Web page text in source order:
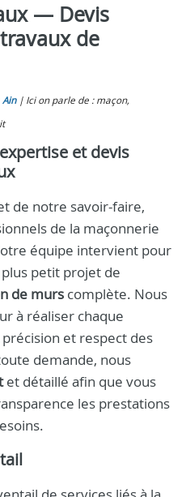
— Devis
de
Ain
Ici on parle de : maçon,
et devis
de notre savoir-faire,
de la maçonnerie
équipe intervient pour
petit projet de
de murs complète. Nous
à réaliser chaque
et respect des
demande, nous
et détaillé afin que vous
les prestations